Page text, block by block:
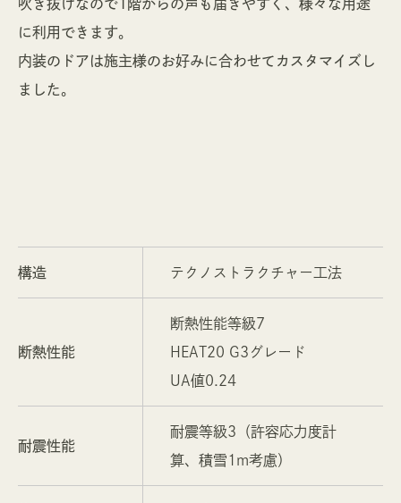
吹き抜けなので1階からの声も届きやすく、様々な用途
に利用できます。
内装のドアは施主様のお好みに合わせてカスタマイズし
ました。
構造 テクノストラクチャー工法
断熱性能
断熱性能等級7
HEAT20 G3グレード
UA値0.24
耐震性能
耐震等級3（許容応力度計
算、積雪1m考慮）